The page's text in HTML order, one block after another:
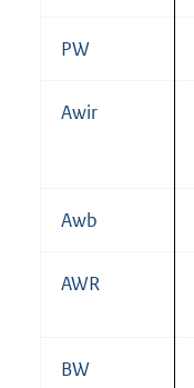
PW
Awir
Awb
AWR
BW